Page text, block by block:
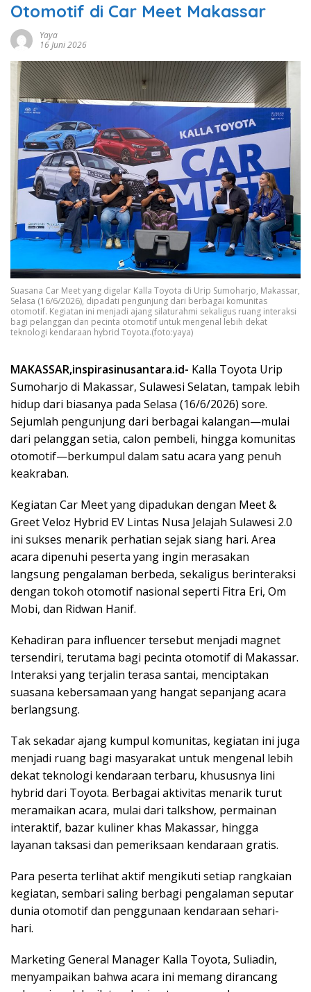
Otomotif di Car Meet Makassar
Yaya
16 Juni 2026
Suasana Car Meet yang digelar Kalla Toyota di Urip Sumoharjo, Makassar,
Selasa (16/6/2026), dipadati pengunjung dari berbagai komunitas
otomotif. Kegiatan ini menjadi ajang silaturahmi sekaligus ruang interaksi
bagi pelanggan dan pecinta otomotif untuk mengenal lebih dekat
teknologi kendaraan hybrid Toyota.(foto:yaya)
MAKASSAR,inspirasinusantara.id- Kalla Toyota Urip
Sumoharjo di Makassar, Sulawesi Selatan, tampak lebih
hidup dari biasanya pada Selasa (16/6/2026) sore.
Sejumlah pengunjung dari berbagai kalangan—mulai
dari pelanggan setia, calon pembeli, hingga komunitas
otomotif—berkumpul dalam satu acara yang penuh
keakraban.
Kegiatan Car Meet yang dipadukan dengan Meet &
Greet Veloz Hybrid EV Lintas Nusa Jelajah Sulawesi 2.0
ini sukses menarik perhatian sejak siang hari. Area
acara dipenuhi peserta yang ingin merasakan
langsung pengalaman berbeda, sekaligus berinteraksi
dengan tokoh otomotif nasional seperti Fitra Eri, Om
Mobi, dan Ridwan Hanif.
Kehadiran para influencer tersebut menjadi magnet
tersendiri, terutama bagi pecinta otomotif di Makassar.
Interaksi yang terjalin terasa santai, menciptakan
suasana kebersamaan yang hangat sepanjang acara
berlangsung.
Tak sekadar ajang kumpul komunitas, kegiatan ini juga
menjadi ruang bagi masyarakat untuk mengenal lebih
dekat teknologi kendaraan terbaru, khususnya lini
hybrid dari Toyota. Berbagai aktivitas menarik turut
meramaikan acara, mulai dari talkshow, permainan
interaktif, bazar kuliner khas Makassar, hingga
layanan taksasi dan pemeriksaan kendaraan gratis.
Para peserta terlihat aktif mengikuti setiap rangkaian
kegiatan, sembari saling berbagi pengalaman seputar
dunia otomotif dan penggunaan kendaraan sehari-
hari.
Marketing General Manager Kalla Toyota, Suliadin,
menyampaikan bahwa acara ini memang dirancang